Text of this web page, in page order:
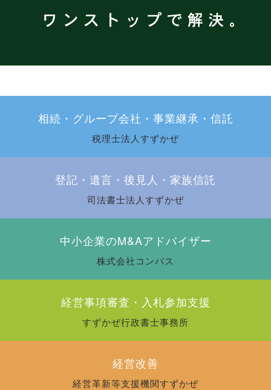
相続・グループ会社・ 事業継承・信託
税理士法人すずかぜ
登記・遺言・後見人・家族信託
司法書士法人すずかぜ
中小企業のM&Aアドバイザー
株式会社コンパス
経営事項審査・入札参加支援
すずかぜ行政書士事務所
経営改善
経営革新等支援機関すずかぜ